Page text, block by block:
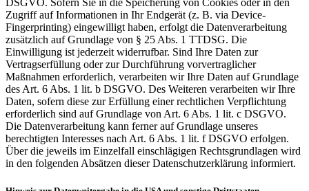
DSGVO. Sofern Sie in die Speicherung von Cookies oder in den
Zugriff auf Informationen in Ihr Endgerät (z. B. via Device-
Fingerprinting) eingewilligt haben, erfolgt die Datenverarbeitung
zusätzlich auf Grundlage von § 25 Abs. 1 TTDSG. Die
Einwilligung ist jederzeit widerrufbar. Sind Ihre Daten zur
Vertragserfüllung oder zur Durchführung vorvertraglicher
Maßnahmen erforderlich, verarbeiten wir Ihre Daten auf Grundlage
des Art. 6 Abs. 1 lit. b DSGVO. Des Weiteren verarbeiten wir Ihre
Daten, sofern diese zur Erfüllung einer rechtlichen Verpflichtung
erforderlich sind auf Grundlage von Art. 6 Abs. 1 lit. c DSGVO.
Die Datenverarbeitung kann ferner auf Grundlage unseres
berechtigten Interesses nach Art. 6 Abs. 1 lit. f DSGVO erfolgen.
Über die jeweils im Einzelfall einschlägigen Rechtsgrundlagen wird
in den folgenden Absätzen dieser Datenschutzerklärung informiert.